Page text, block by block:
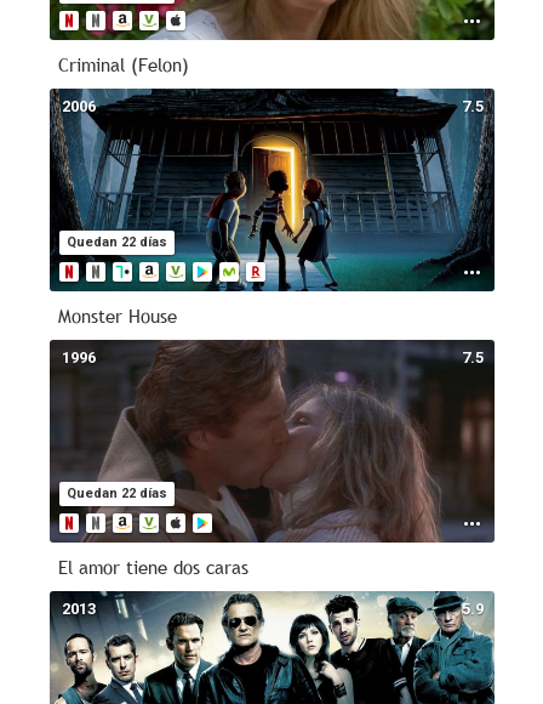
Criminal (Felon)
7.5
Quedan 22 días
2006
Monster House
7.5
Quedan 22 días
1996
El amor tiene dos caras
5.9
2013